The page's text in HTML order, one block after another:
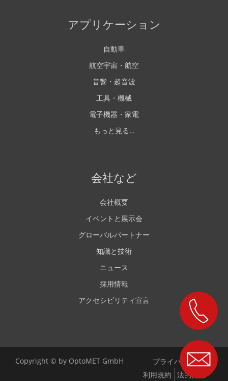
アプリケーション
自動車
航空宇宙・航空
音響・超音波
工具・機械
電子機器・家電
もっと見る…
会社など
会社概要
イベントと展示会
グローバルパートナー
知識と技術
ニュース
採用情報
アクセシビリティ宣言
Copyright © by OptoMET GmbH
プライバシー
利用規約
法的情報